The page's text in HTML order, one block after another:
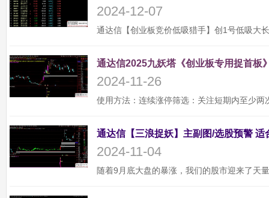
2024-12-07
通达信2025九妖塔《创业板专用捉首板
2024-11-26
2024-11-04